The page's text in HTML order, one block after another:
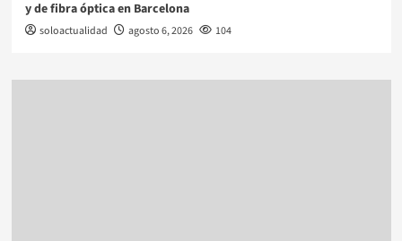
y de fibra óptica en Barcelona
soloactualidad agosto 6, 2026 104